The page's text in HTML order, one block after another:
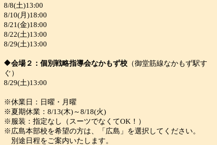
8/8(土)13:00
8/10(月)18:00
8/21(金)18:00
8/22(土)13:00
8/29(土)13:00
🔶会場２：個別戦略指導会なかもず校 （御堂筋線なかもず駅す
ぐ）
8/29(土)13:00
※休業日：日曜・月曜
※夏期休業：8/13(木)～8/18(火)
※服装：指定なし（スーツでなくてOK！）
※広島本部校を希望の方は、「広島」を選択してください。
別途日程をご案内いたします。